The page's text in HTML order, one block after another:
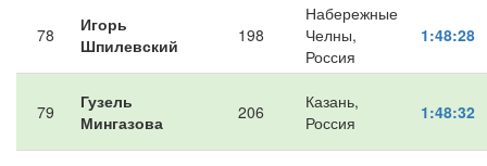
78
Игорь
Шпилевский
198
Набережные
Челны,
Россия
1:48:28
79
Гузель
Мингазова
206
Казань,
Россия
1:48:32